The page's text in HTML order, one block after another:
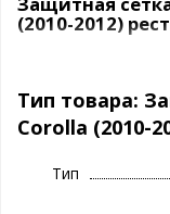
(2010-2012)
Сетка на радиатор
ваш автомобиль от
просто отлично!
сегодня.
Тип товара:
Corolla (2010-
Тип